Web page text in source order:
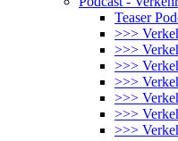
Teaser
>>>
>>>
>>>
>>>
>>>
>>>
>>>